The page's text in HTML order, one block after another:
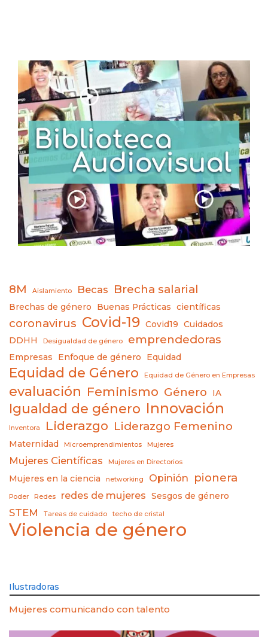
8M Aislamiento Becas Brecha salarial
Brechas de género Buenas Prácticas científicas
coronavirus Covid-19 Covid19
Cuidados
DDHH
Desigualdad de género emprendedoras
Empresas Enfoque de género Equidad
Equidad de Género Equidad de Género en Empresas
evaluación Feminismo Género IA
Igualdad de género Innovación
Inventora Liderazgo Liderazgo Femenino
Maternidad Microemprendimientos Mujeres
Mujeres Científicas Mujeres en Directorios
Mujeres en la ciencia networking Opinión pionera
Poder Redes redes de mujeres Sesgos de género
STEM Tareas de cuidado techo de cristal
Violencia de género
Ilustradoras
Mujeres comunicando con talento